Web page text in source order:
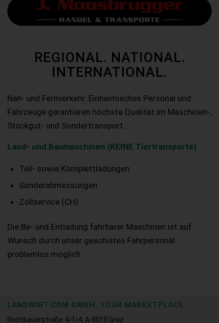
REGIONAL. NATIONAL.
INTERNATIONAL.
Nah- und Fernverkehr. Einheimisches Personal und
Fahrzeuge garantieren höchste Qualität im Maschinen-,
Stückgut- und Sondertransport.
Land- und Baumaschinen (KEINE Tiertransporte)
Teil- sowie Komplettladungen
Sonderabmessungen
Zollservice (CH)
Die Be- und Entladung fahrbarer Maschinen ist auf
Wunsch durch unser geschultes Fahrpersonal
problemlos möglich.
LANDWIRT.COM GMBH, YOUR MARKETPLACE
Rechbauerstraße 4/1/4, A-8010 Graz